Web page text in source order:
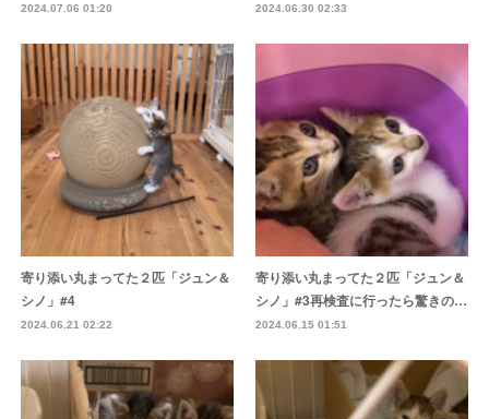
2024.07.06 01:20 2024.06.30 02:33
寄り添い丸まってた２匹「ジュン＆
シノ」#4
2024.06.21 02:22
寄り添い丸まってた２匹「ジュン＆
シノ」#3再検査に行ったら驚きの…
2024.06.15 01:51